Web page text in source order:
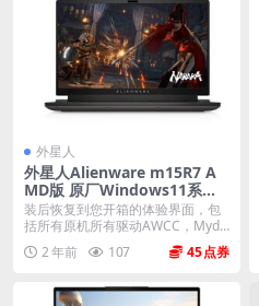
外星人
外星人Alienware m15R7 A
MD版 原厂Windows11系统
oem系统 不带F12功能
装后恢复到您开箱的体验界面，包
括所有原机所有驱动AWCC，Myde
ll、offi...
2 年前 107 45